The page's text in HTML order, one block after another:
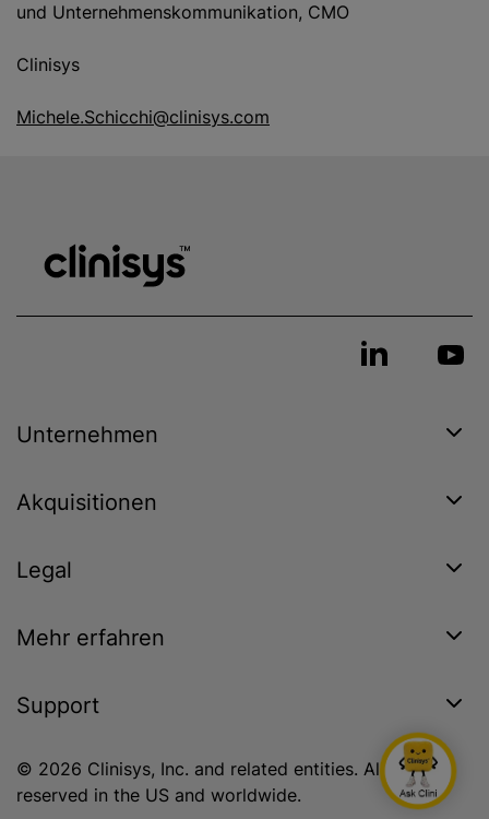
und Unternehmenskommunikation, CMO
Clinisys
Michele.Schicchi@clinisys.com
Unternehmen
Akquisitionen
Legal
Mehr erfahren
Support
© 2026 Clinisys, Inc. and related entities. All rights
reserved in the US and worldwide.